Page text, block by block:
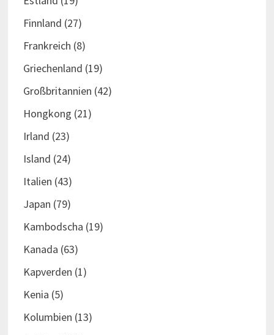
Finnland (27)
Frankreich (8)
Griechenland (19)
Großbritannien (42)
Hongkong (21)
Irland (23)
Island (24)
Italien (43)
Japan (79)
Kambodscha (19)
Kanada (63)
Kapverden (1)
Kenia (5)
Kolumbien (13)